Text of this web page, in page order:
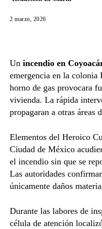
2 marzo, 2026
Un incendio en
emergencia en la colonia
horno de gas provocara
vivienda. La rápida
propagaran a otras áreas
Elementos del Heroico
Ciudad de México
el incendio sin que se
Las autoridades
únicamente daños
Durante las labores de
célula de atención